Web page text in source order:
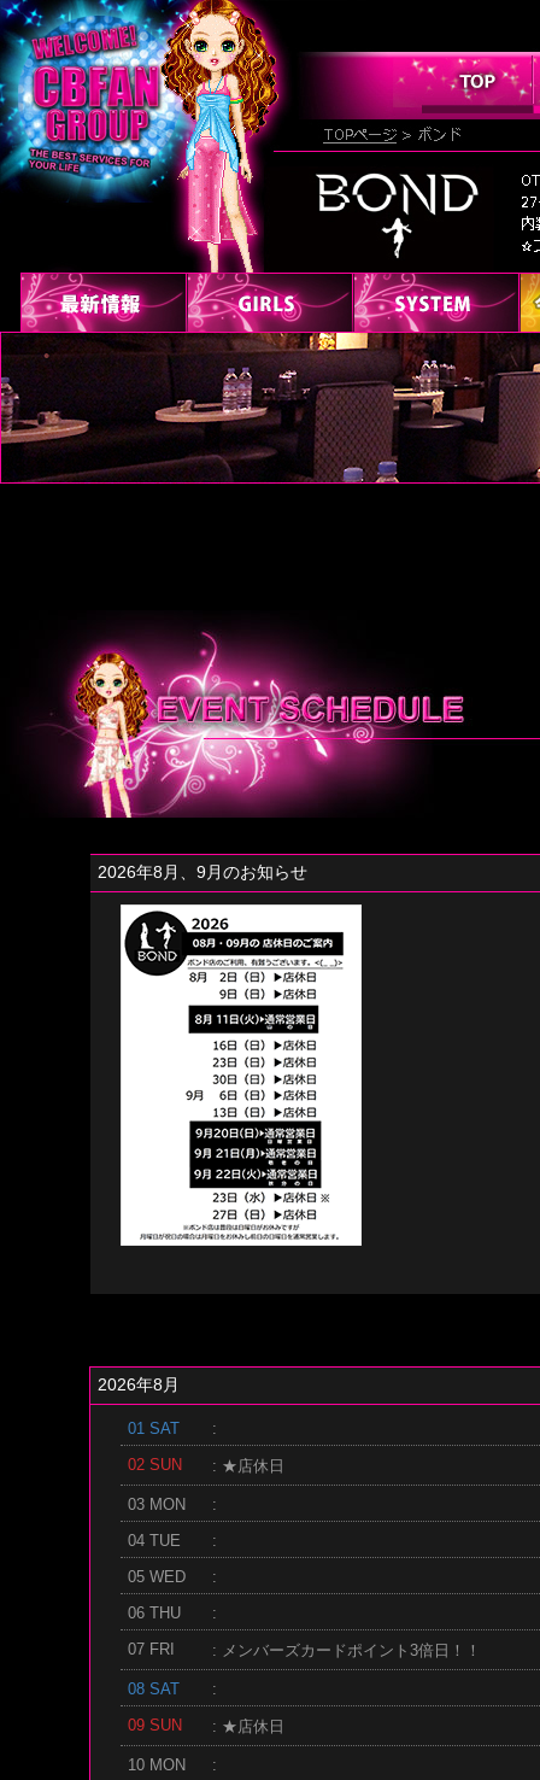
2026年8月、9月のお知らせ
2026年8月
01 SAT
:
02 SUN
: ★店休日
03 MON
:
04 TUE
:
05 WED
:
06 THU
:
07 FRI
: メンバーズカードポイント3倍日！！
08 SAT
:
09 SUN
: ★店休日
10 MON
: